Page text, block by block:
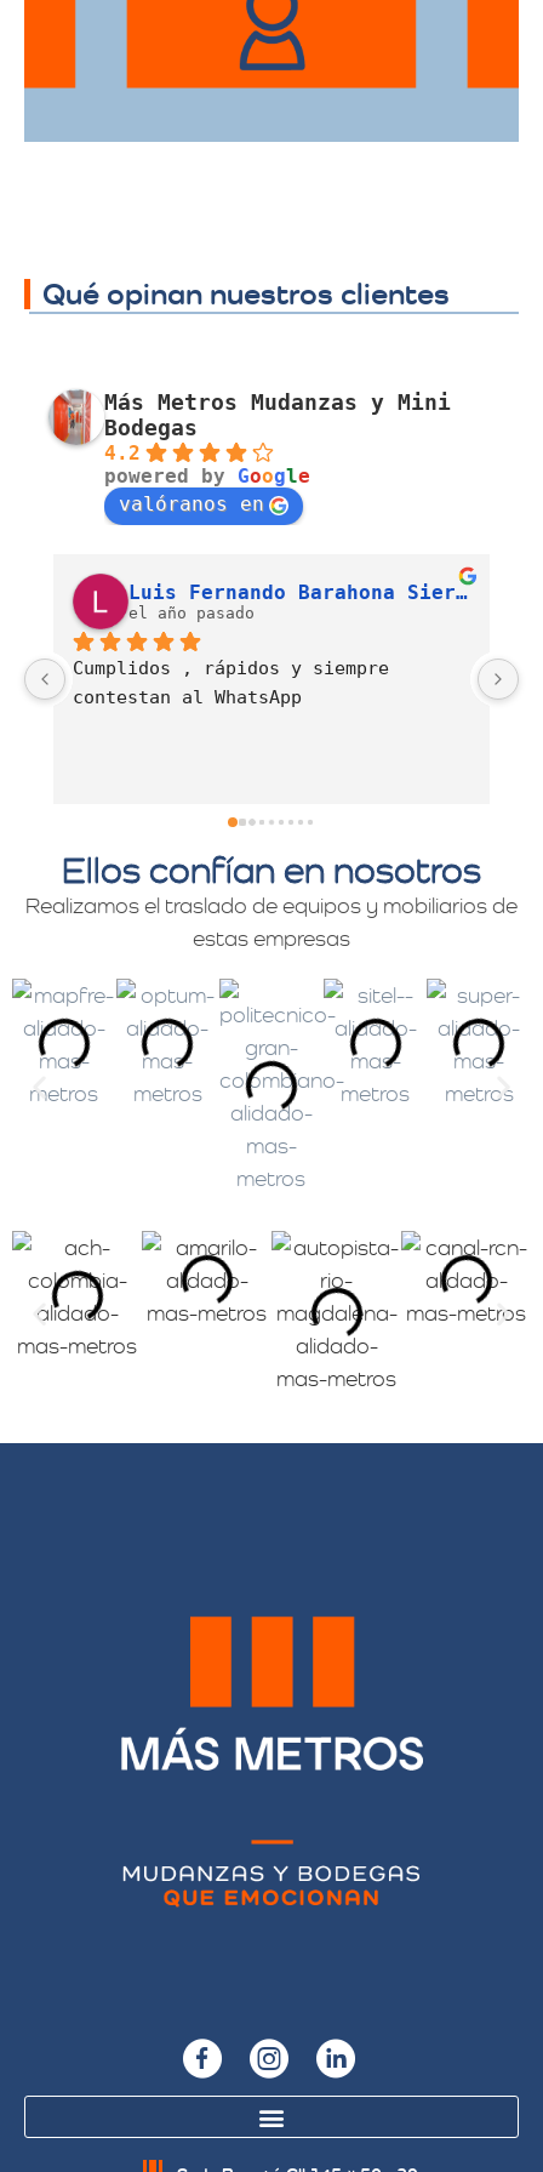
Qué opinan nuestros clientes
Más Metros Mudanzas y Mini
Bodegas
4.2
powered by Google
valóranos en
J. Alexandra Cortés H.
el año pasado
Es una empresa muy comprometida con
el servicio de mudanzas con calidad
Ellos confían en nosotros
Realizamos el traslado de equipos y mobiliarios de
estas empresas